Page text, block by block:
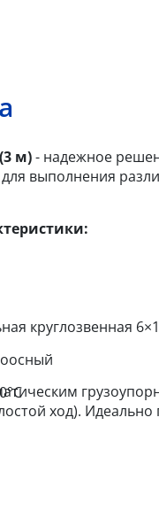
м)- надежное
выполнения
круглозвенная
ход). Идеально